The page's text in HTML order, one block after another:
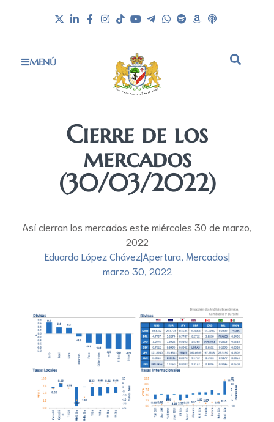
MENÚ
Cierre de los
mercados
(30/03/2022)
Así cierran los mercados este miércoles 30 de marzo,
2022
Eduardo López Chávez|Apertura, Mercados|
marzo 30, 2022